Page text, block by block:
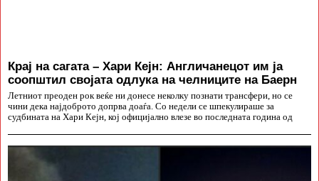
Крај на сагата – Хари Кејн: Англичанецот им ја
соопштил својата одлука на челниците на Баерн
Летниот преоден рок веќе ни донесе неколку познати трансфери, но се
чини дека најдоброто допрва доаѓа. Со недели се шпекулираше за
судбината на Хари Кејн, кој официјално влезе во последната година од